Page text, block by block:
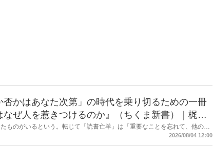
かはあなた次第」の時代を乗り切るための一冊
ぜ人を惹きつけるのか』（ちくま新書）｜梶原
ものがいるという。転じて「読書亡羊」は「重要なことを忘れて、他のこ
になった。だが時に仕事を放り出してでも、読むべき本がある。元月刊
2026/08/04 12:00